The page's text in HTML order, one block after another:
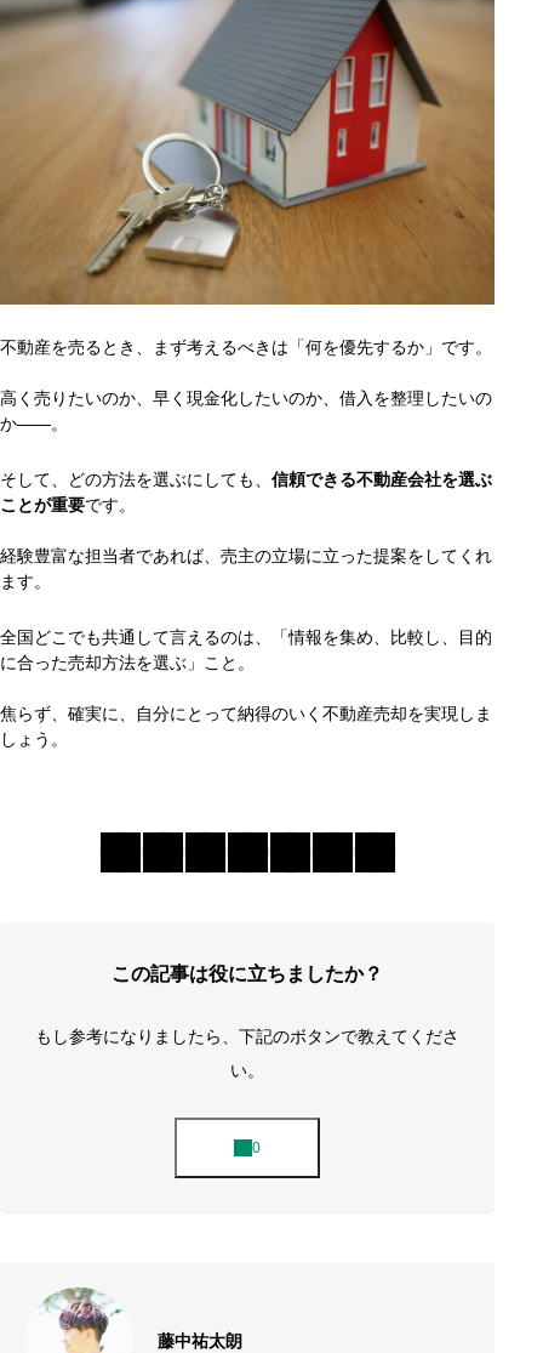
不動産を売るとき、まず考えるべきは「何を優先するか」です。
高く売りたいのか、早く現金化したいのか、借入を整理したいの
か――。
そして、どの方法を選ぶにしても、 信頼できる不動産会社を選ぶ
ことが重要です。
経験豊富な担当者であれば、売主の立場に立った提案をしてくれ
ます。
全国どこでも共通して言えるのは、「情報を集め、比較し、目的
に合った売却方法を選ぶ」こと。
焦らず、確実に、自分にとって納得のいく不動産売却を実現しま
しょう。
この記事は役に立ちましたか？
もし参考になりましたら、下記のボタンで教えてくださ
い。
藤中祐太朗